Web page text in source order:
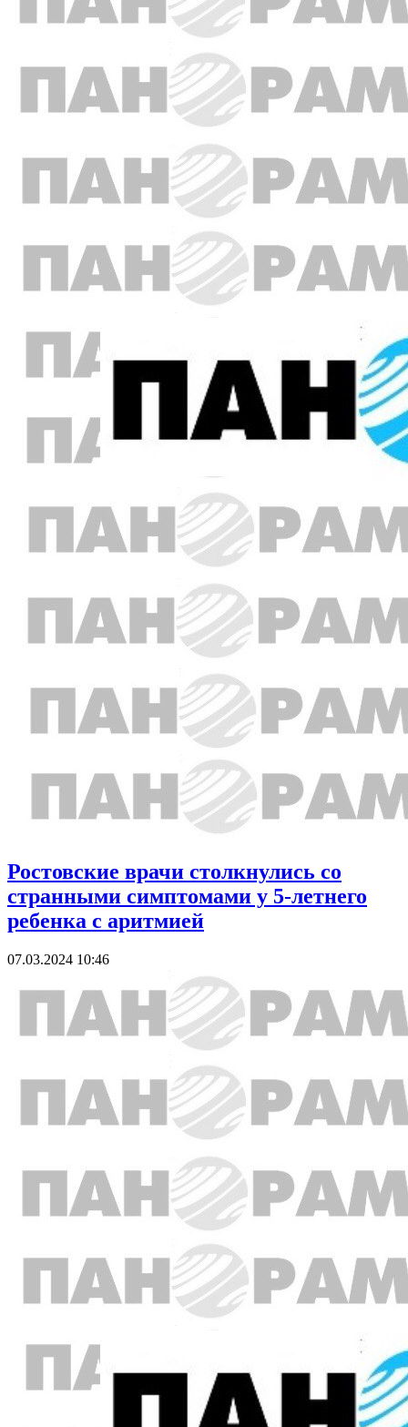
Ростовские врачи столкнулись со
странными симптомами у 5-летнего
ребенка с аритмией
07.03.2024 10:46